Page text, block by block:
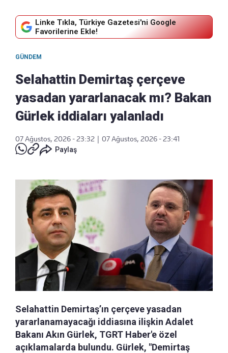
Linke Tıkla, Türkiye Gazetesi'ni Google
Favorilerine Ekle!
GÜNDEM
Selahattin Demirtaş çerçeve
yasadan yararlanacak mı? Bakan
Gürlek iddiaları yalanladı
07 Ağustos, 2026 - 23:32
07 Ağustos, 2026 - 23:41
Paylaş
Selahattin Demirtaş’ın çerçeve yasadan
yararlanamayacağı iddiasına ilişkin Adalet
Bakanı Akın Gürlek, TGRT Haber'e özel
açıklamalarda bulundu. Gürlek, "Demirtaş